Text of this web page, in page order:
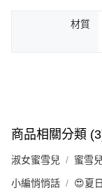
材質
商品相關分類
淑女蜜雪兒 蜜雪
小編悄悄話 😍夏